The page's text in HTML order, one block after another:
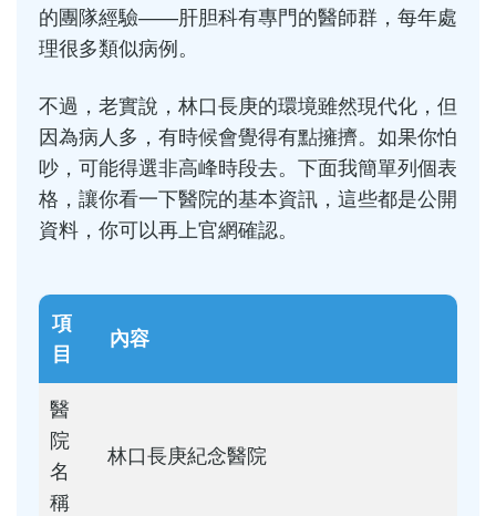
的團隊經驗——肝胆科有專門的醫師群，每年處
理很多類似病例。
不過，老實說，林口長庚的環境雖然現代化，但
因為病人多，有時候會覺得有點擁擠。如果你怕
吵，可能得選非高峰時段去。下面我簡單列個表
格，讓你看一下醫院的基本資訊，這些都是公開
資料，你可以再上官網確認。
項
目
內容
醫
院
名
稱
林口長庚紀念醫院